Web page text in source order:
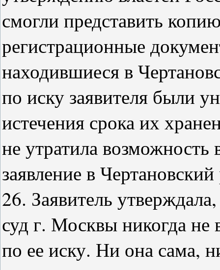
смогли представить
регистрационные
находившиеся в
по иску заявителя были
истечения срока их
не утратила возможность
заявление в
26. Заявитель
суд г. Москвы никогда
по ее иску. Ни она сама,